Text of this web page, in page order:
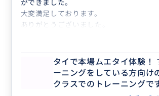
ができました。
大変満足しております。
ありがとうございました。
タイで本場ムエタイ体験！
ーニングをしている方向け
クラスでのトレーニングで